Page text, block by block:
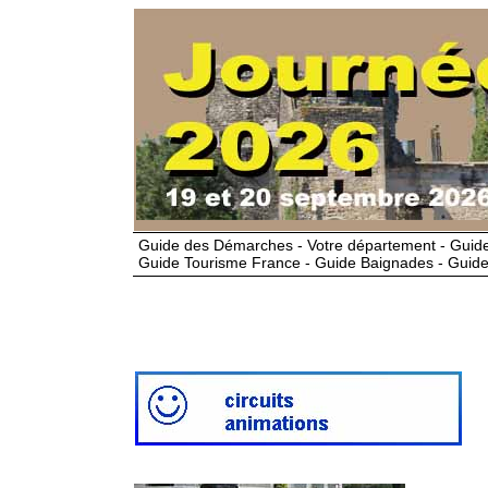
Guide des Démarches - Votre département -
Guide Tourisme France - Guide Baignades -